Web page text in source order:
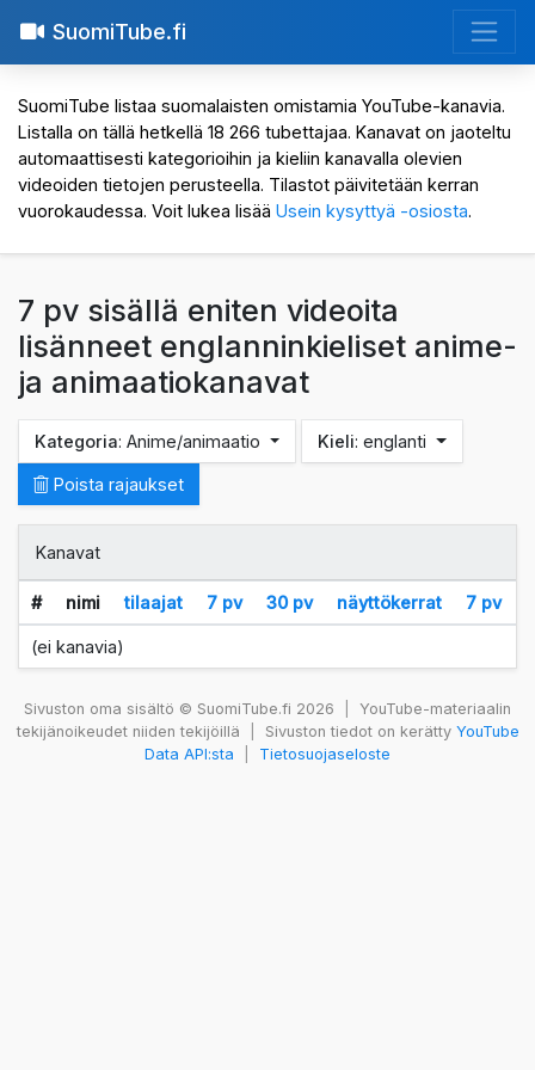
SuomiTube.fi
SuomiTube listaa suomalaisten omistamia YouTube-kanavia.
Listalla on tällä hetkellä 18 266 tubettajaa. Kanavat on jaoteltu
automaattisesti kategorioihin ja kieliin kanavalla olevien
videoiden tietojen perusteella. Tilastot päivitetään kerran
vuorokaudessa. Voit lukea lisää Usein kysyttyä -osiosta.
7 pv sisällä eniten videoita
lisänneet englanninkieliset anime-
ja animaatiokanavat
Kategoria: Anime/animaatio Kieli: englanti
Poista rajaukset
Kanavat
# nimi tilaajat 7 pv 30 pv näyttökerrat 7 pv
(ei kanavia)
Sivuston oma sisältö © SuomiTube.fi 2026
YouTube-materiaalin
tekijänoikeudet niiden tekijöillä
Sivuston tiedot on kerätty YouTube
Data API:sta
Tietosuojaseloste